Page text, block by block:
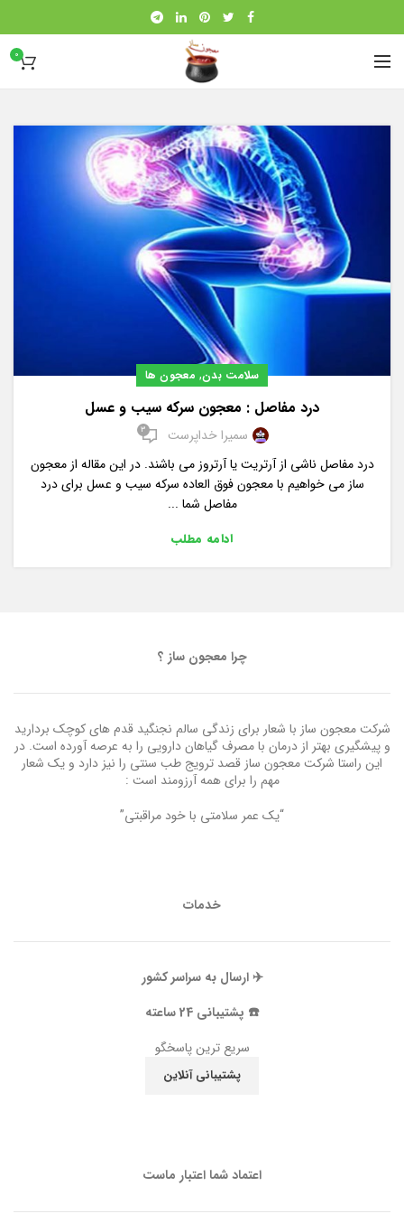
0
سلامت بدن, معجون ها
درد مفاصل : معجون سرکه سیب و عسل
سمیرا خداپرست 3
درد مفاصل ناشی از آرتریت یا آرتروز می باشند. در این مقاله از معجون
ساز می خواهیم با معجون فوق العاده سرکه سیب و عسل برای درد
مفاصل شما ...
ادامه مطلب
چرا معجون ساز ؟
شرکت معجون ساز با شعار برای زندگی سالم نجنگید قدم های کوچک بردارید
و پیشگیری بهتر از درمان با مصرف گیاهان دارویی را به عرصه آورده است. در
این راستا شرکت معجون ساز قصد ترویج طب سنتی را نیز دارد و یک شعار
مهم را برای همه آرزومند است :
“یک عمر سلامتی با خود مراقبتی”
خدمات
✈️ ارسال به سراسر کشور
☎️ پشتیبانی 24 ساعته
سریع ترین پاسخگو
پشتیبانی آنلاین
اعتماد شما اعتبار ماست